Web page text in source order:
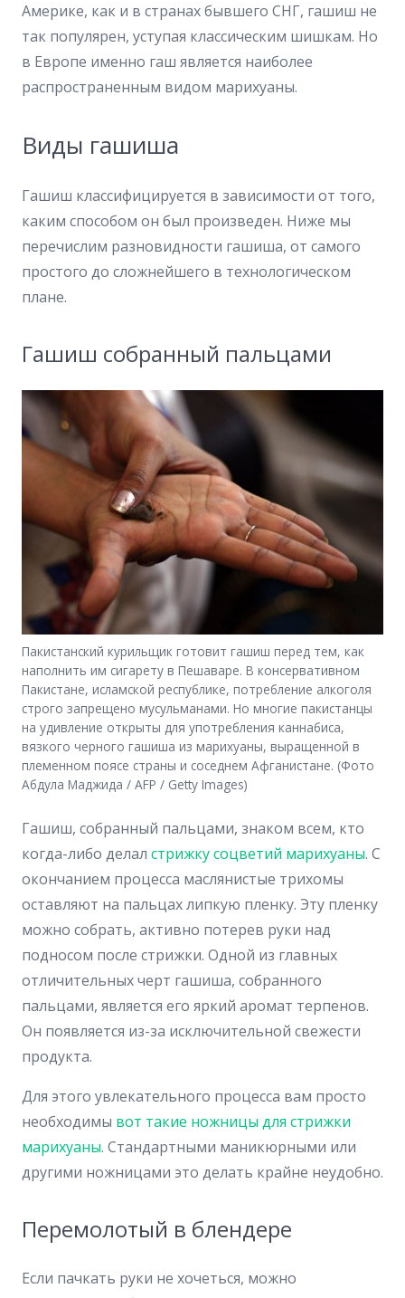
Америке, как и в странах бывшего СНГ, гашиш не
так популярен, уступая классическим шишкам. Но
в Европе именно гаш является наиболее
распространенным видом марихуаны.
Виды гашиша
Гашиш классифицируется в зависимости от того,
каким способом он был произведен. Ниже мы
перечислим разновидности гашиша, от самого
простого до сложнейшего в технологическом
плане.
Гашиш собранный пальцами
Пакистанский курильщик готовит гашиш перед тем, как
наполнить им сигарету в Пешаваре. В консервативном
Пакистане, исламской республике, потребление алкоголя
строго запрещено мусульманами. Но многие пакистанцы
на удивление открыты для употребления каннабиса,
вязкого черного гашиша из марихуаны, выращенной в
племенном поясе страны и соседнем Афганистане. (Фото
Абдула Маджида / AFP / Getty Images)
Гашиш, собранный пальцами, знаком всем, кто
когда-либо делал стрижку соцветий марихуаны. С
окончанием процесса маслянистые трихомы
оставляют на пальцах липкую пленку. Эту пленку
можно собрать, активно потерев руки над
подносом после стрижки. Одной из главных
отличительных черт гашиша, собранного
пальцами, является его яркий аромат терпенов.
Он появляется из-за исключительной свежести
продукта.
Для этого увлекательного процесса вам просто
необходимы вот такие ножницы для стрижки
марихуаны. Стандартными маникюрными или
другими ножницами это делать крайне неудобно.
Перемолотый в блендере
Если пачкать руки не хочеться, можно